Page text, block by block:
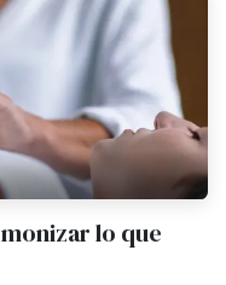
lo que